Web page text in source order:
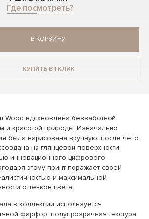
Где посмотреть?
В КОРЗИНУ
КУПИТЬ В 1 КЛИК
Wood вдохновлена беззаботной
и красотой природы. Изначально
была нарисована вручную, после чего
на глянцевой поверхности
инновационного цифрового
этому принт поражает своей
и максимальной
оттенков цвета.
в коллекции используется
фарфор, полупрозрачная текстура